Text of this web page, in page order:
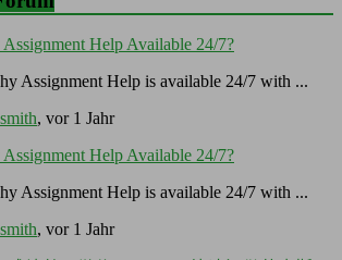
Help Available 24/7?
Assignment Help is available 24/7 with ...
, vor 1 Jahr
Help Available 24/7?
Assignment Help is available 24/7 with ...
, vor 1 Jahr